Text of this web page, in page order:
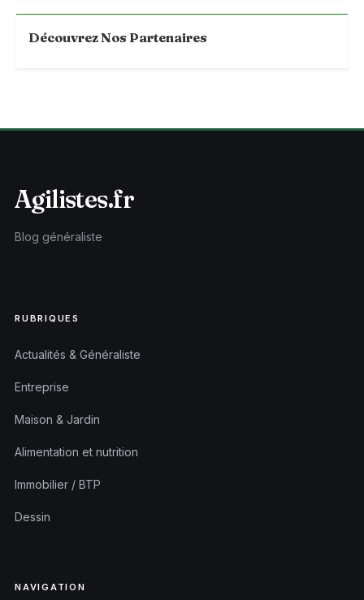
Découvrez Nos Partenaires
Agilistes.fr
Blog généraliste
RUBRIQUES
Actualités & Généraliste
Entreprise
Maison & Jardin
Alimentation et nutrition
Immobilier / BTP
Dessin
NAVIGATION